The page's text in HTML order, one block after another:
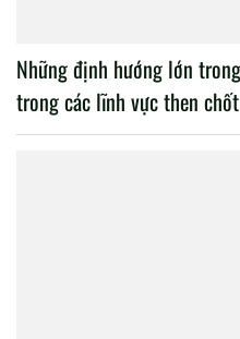
Những định hướng lớn
trong các lĩnh vực then